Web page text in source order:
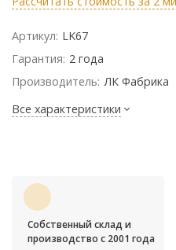
Артикул: LK67
Гарантия: 2 года
Производитель: ЛК Фабрика
Все характеристики
Собственный склад и
производство с 2001 года